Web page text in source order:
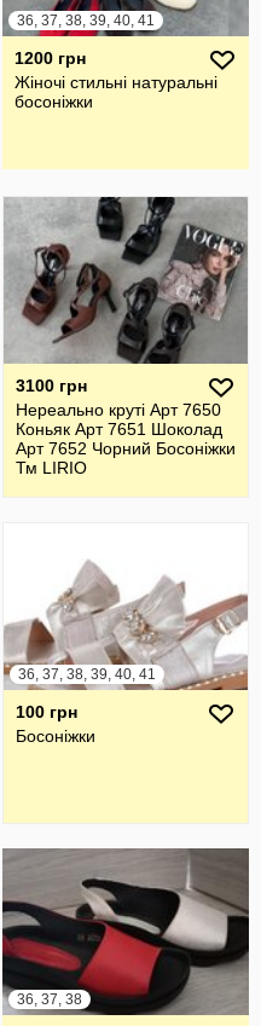
36, 37, 38, 39, 40, 41
1200 грн
Жіночі стильні натуральні
босоніжки
3100 грн
Нереально круті Арт 7650
Коньяк Арт 7651 Шоколад
Арт 7652 Чорний Босоніжки
Тм LIRIO
36, 37, 38, 39, 40, 41
100 грн
Босоніжки
36, 37, 38